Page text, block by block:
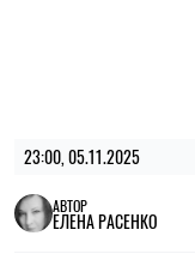
23:00, 05.11.2025
АВТОР
ЕЛЕНА РАСЕНКО